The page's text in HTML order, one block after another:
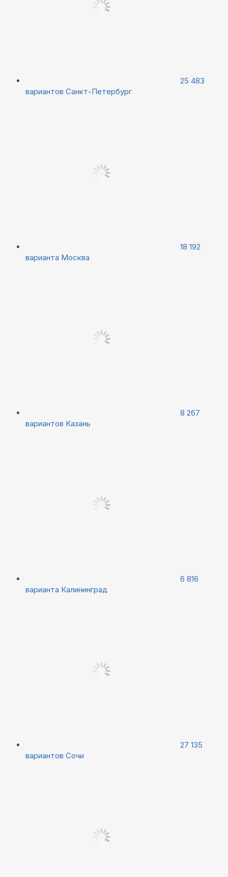
25 483
вариантов Санкт-Петербург
18 192
варианта Москва
8 267
вариантов Казань
6 816
варианта Калининград
27 135
вариантов Сочи